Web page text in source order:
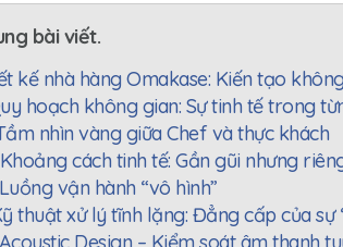
bài viết.
kế nhà hàng Omakase: Kiến tạo
hoạch không gian: Sự tinh tế trong
Tầm nhìn vàng giữa Chef và thực khách
Khoảng cách tinh tế: Gần gũi nhưng
Luồng vận hành “vô hình”
thuật xử lý tĩnh lặng: Đẳng cấp của sự